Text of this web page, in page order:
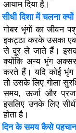
आयाम दिया है।
सीधी दिशा में चलना
गोबर भृंगों का जीवन
इकट्ठा करके उसका
से दूर ले जाते हैं।
क्योंकि अन्य भृंग
करते हैं। यदि कोई भृंग
तो उसके लिए गोला
समय, ऊर्जा और
इसलिए उनके लिए
होता है।
दिन के समय कैसे